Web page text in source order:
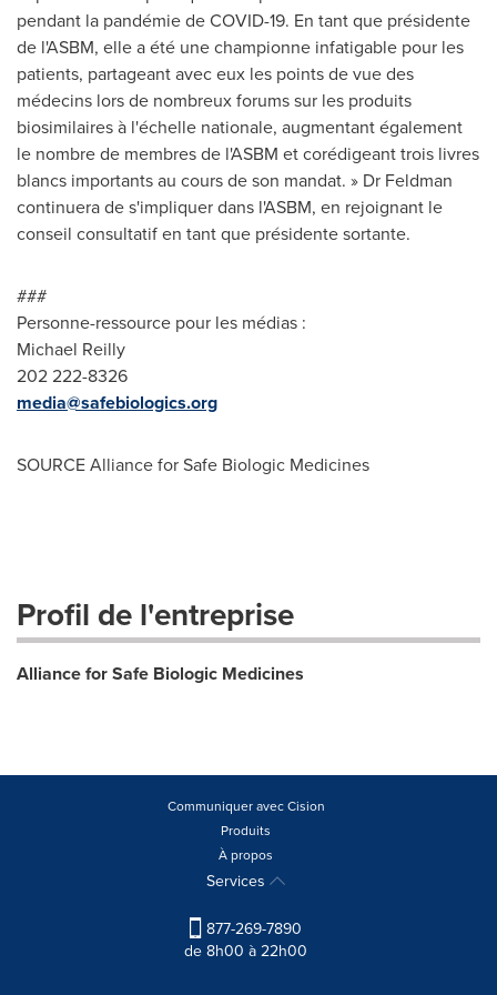
pendant la pandémie de COVID-19. En tant que présidente
de l'ASBM, elle a été une championne infatigable pour les
patients, partageant avec eux les points de vue des
médecins lors de nombreux forums sur les produits
biosimilaires à l'échelle nationale, augmentant également
le nombre de membres de l'ASBM et corédigeant trois livres
blancs importants au cours de son mandat. » Dr Feldman
continuera de s'impliquer dans l'ASBM, en rejoignant le
conseil consultatif en tant que présidente sortante.
###
Personne-ressource pour les médias :
Michael Reilly
202 222-8326
media@safebiologics.org
SOURCE Alliance for Safe Biologic Medicines
Profil de l'entreprise
Alliance for Safe Biologic Medicines
Communiquer avec Cision
Produits
À propos
Services
877-269-7890
de 8h00 à 22h00